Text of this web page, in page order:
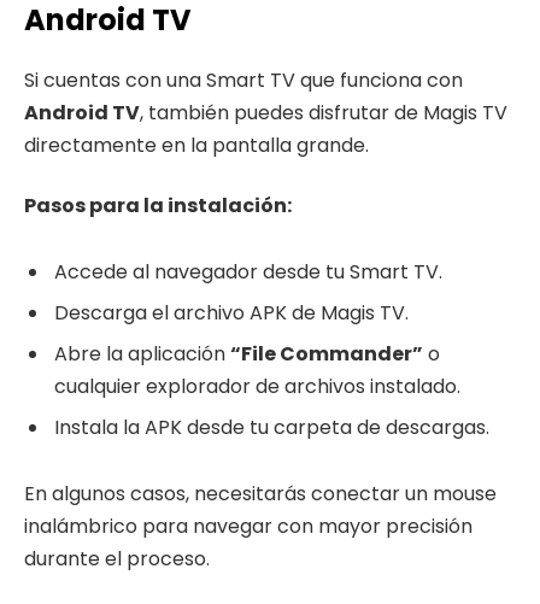
Android TV
Si cuentas con una Smart TV que funciona con
Android TV, también puedes disfrutar de Magis TV
directamente en la pantalla grande.
Pasos para la instalación:
Accede al navegador desde tu Smart TV.
Descarga el archivo APK de Magis TV.
Abre la aplicación“File Commander” o
cualquier explorador de archivos instalado.
Instala la APK desde tu carpeta de descargas.
En algunos casos, necesitarás conectar un mouse
inalámbrico para navegar con mayor precisión
durante el proceso.